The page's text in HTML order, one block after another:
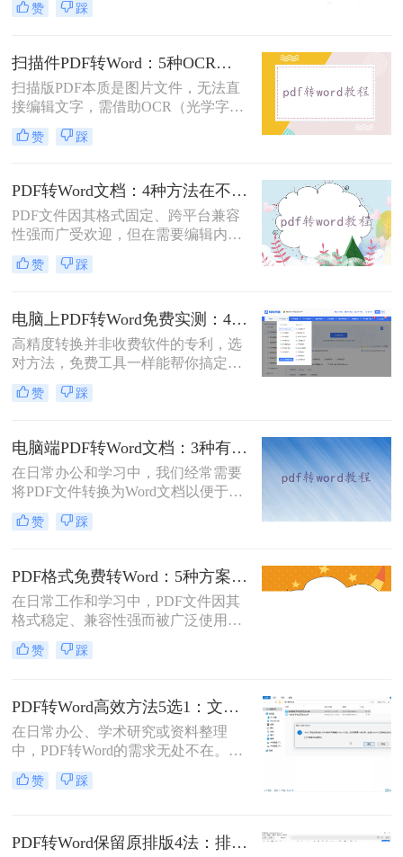
市面上许多PDF转Word工具都需要付
钱呢？本文将介绍几种不花钱的常用
方法，帮助您轻松实现PDF到Word的
转换。
赞 踩
扫描件PDF转Word：5种OCR方案的识别精度和速度对比！
扫描版PDF本质是图片文件，无法直
接编辑文字，需借助OCR（光学字符
识别）技术提取文字并转换为可编辑
的Word格式。那么扫描pdf怎么转换
5种主流方案，助您高效完成转换。
赞 踩
PDF转Word文档：4种方法在不同文件类型下的转换效果！
PDF文件因其格式固定、跨平台兼容
性强而广受欢迎，但在需要编辑内容
时，将其转换为可编辑的Word文档成
为刚需。那么pdf怎么转换成word文档
法，助您高效完成格式转换。
赞 踩
电脑上PDF转Word免费实测：4个方案的转换效果和注意事项！
高精度转换并非收费软件的专利，选
对方法，免费工具一样能帮你搞定复
杂排版。“免费的工具转换效果肯定
很差吧？”这是我作为办公软件测评
处理pdf转word时，往往陷入“收费软
件太贵，免费工具怕坑”的两难境
地。那么电脑上怎么把pdf转成word免
费呢？
赞 踩
电脑端PDF转Word文档：3种有效方法的具体操作步骤！
在日常办公和学习中，我们经常需要
将PDF文件转换为Word文档以便于编
辑和修改。那么电脑上pdf怎么转换成
word文档呢？本文将介绍三种将PDF
完成PDF到Word的转换。
赞 踩
PDF格式免费转Word：5种方案的速度、精度、文件限制对比！
在日常工作和学习中，PDF文件因其
格式稳定、兼容性强而被广泛使用。
然而，当需要对PDF内容进行编辑
时，很多人会遇到困难。此时，将
必要操作。面对"pdf格式怎么免费转
换成word"这一常见需求，本文将为
您详细介绍五种安全、高效且完全免
费的转换方法，帮助您轻松实现格式
转换。
赞 踩
PDF转Word高效方法5选1：文件大小和类型决定用哪个！
在日常办公、学术研究或资料整理
中，PDF转Word的需求无处不在。那
么pdf怎么转换成word呢？本文将系统
解析5种主流方法，涵盖不同场景，
赞 踩
PDF转Word保留原排版4法：排版优先模式、OCR选项和格式修复全流程！